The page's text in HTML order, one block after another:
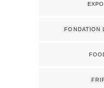
FONDATION